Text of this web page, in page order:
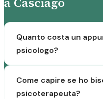
Quanto costa un
psicologo?
Come capire se ho
psicoterapeuta?